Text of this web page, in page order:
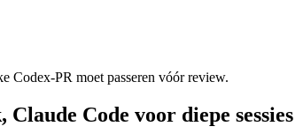
Codex-PR moet passeren vóór review.
Code voor diepe sessies